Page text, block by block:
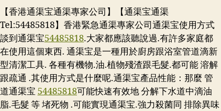
【香港通渠宝通渠專家公司】【通渠宝通渠
Tel:54485818】香港緊急通渠專家公司通渠宝使用方式
談到通渠宝54485818.大家都應該聽說過.有許多家庭都
在使用這個東西. 通渠宝是一種用於廚房跟浴室管道滴新
型清潔工具. 各種有機物.油.植物殘渣跟毛髮.都可能 溶解
跟疏通 .其使用方式是什麼呢.通渠宝產品性能：那麼 管
道通渠宝 54485818可能快速有效地 分解下水道中滴油
脂.毛髮 等 堵死物 .可能實現通渠宝.強力殺菌同 排除異味